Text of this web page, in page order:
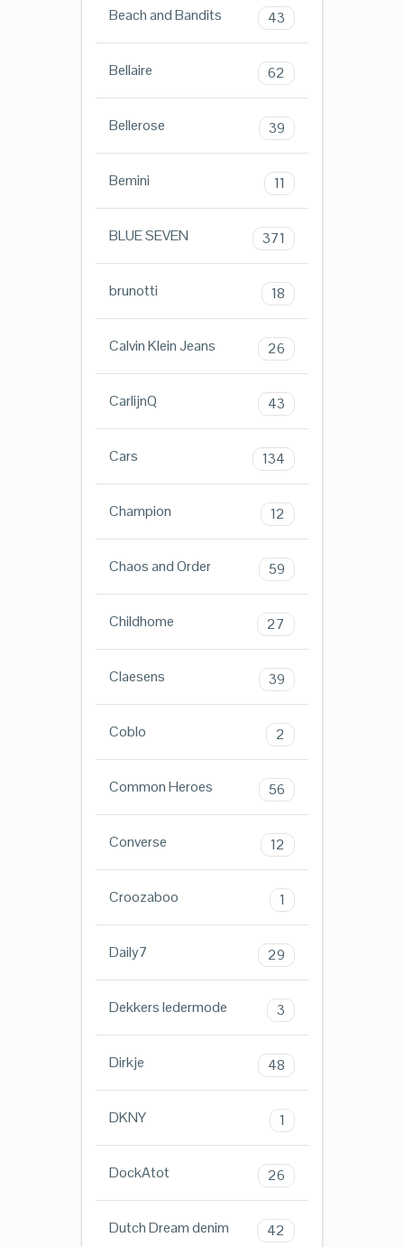
Beach and Bandits 43
Bellaire 62
Bellerose 39
Bemini 11
BLUE SEVEN 371
brunotti 18
Calvin Klein Jeans 26
CarlijnQ 43
Cars 134
Champion 12
Chaos and Order 59
Childhome 27
Claesens 39
Coblo 2
Common Heroes 56
Converse 12
Croozaboo 1
Daily7 29
Dekkers ledermode 3
Dirkje 48
DKNY 1
DockAtot 26
Dutch Dream denim 42